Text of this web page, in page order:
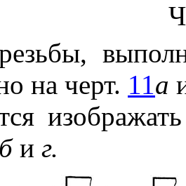
на черт. 11а
би г.